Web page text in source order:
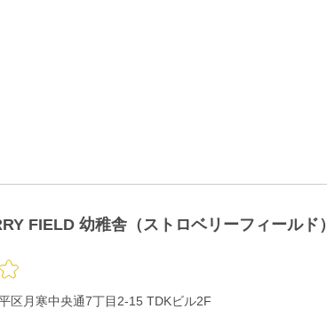
FIELD 幼稚舎（ストロベリーフィールド）
区月寒中央通7丁目2-15 TDKビル2F